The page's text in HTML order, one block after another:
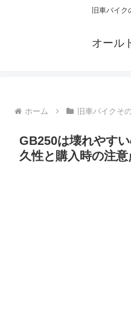
旧車バイ
オール
ホーム 旧車バイクそ
GB250は壊れやす
久性と購入時の注意